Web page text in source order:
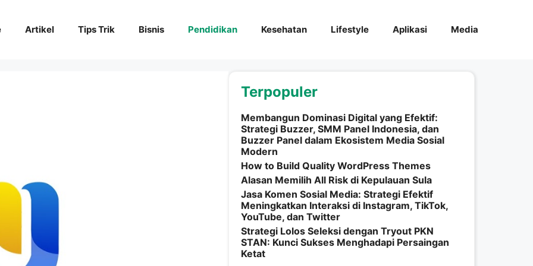
Artikel Tips Trik Bisnis Pendidikan Kesehatan Lifestyle Aplikasi Media
Terpopuler
Membangun Dominasi Digital yang Efektif:
Strategi Buzzer, SMM Panel Indonesia, dan
Buzzer Panel dalam Ekosistem Media Sosial
Modern
How to Build Quality WordPress Themes
Alasan Memilih All Risk di Kepulauan Sula
Jasa Komen Sosial Media: Strategi Efektif
Meningkatkan Interaksi di Instagram, TikTok,
YouTube, dan Twitter
Strategi Lolos Seleksi dengan Tryout PKN
STAN: Kunci Sukses Menghadapi Persaingan
Ketat